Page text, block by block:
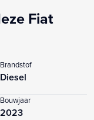
Fiat
Brandstof
Diesel
Bouwjaar
2023